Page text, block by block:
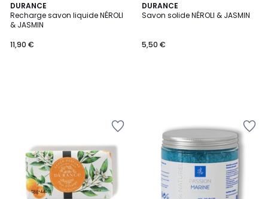
DURANCE
Recharge savon liquide NÉROLI
& JASMIN
11,90 €
DURANCE
Savon solide NÉROLI & JASMIN
5,50 €